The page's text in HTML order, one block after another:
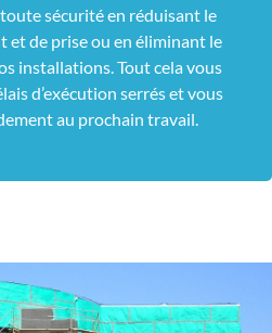
sécurité en réduisant le
et de prise ou en éliminant le
installations. Tout cela vous
d’exécution serrés et vous
au prochain travail.